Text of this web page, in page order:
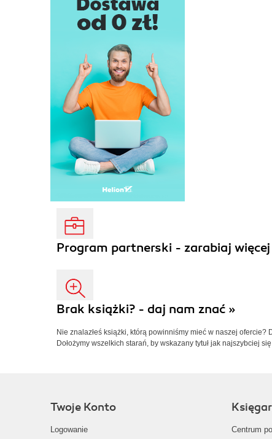
Program partnerski - zarabiaj więcej
Brak książki? - daj nam znać »
Nie znalazłeś książki, którą powinniśmy mieć w naszej ofercie?
Dołożymy wszelkich starań, by wskazany tytuł jak najszybciej
Twoje Konto
Logowanie
Centrum